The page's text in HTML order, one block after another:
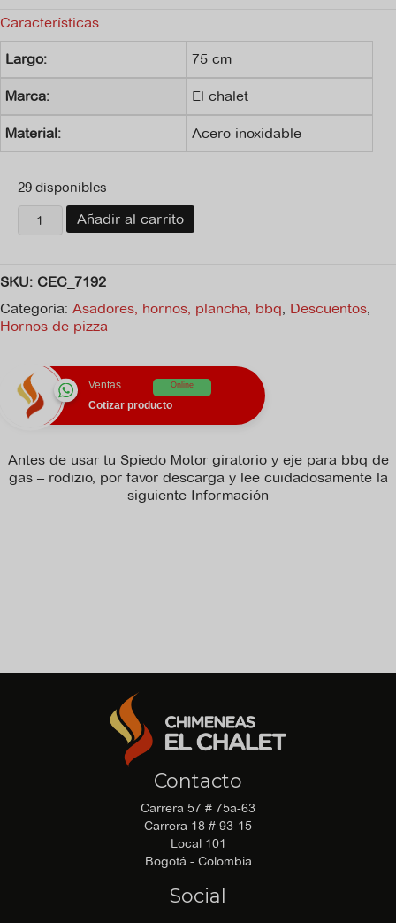
Características
Largo: 75 cm
Marca: El chalet
Material: Acero inoxidable
29 disponibles
Spiedo
Motor
eje
para
bbq
de
rodizio
cantidad
Añadir al carrito
SKU: CEC_7192
Categoría: Asadores, hornos, plancha, bbq, Descuentos,
Hornos de pizza
Ventas Online
Cotizar producto
Antes de usar tu Spiedo Motor giratorio y eje para bbq de
gas – rodizio, por favor descarga y lee cuidadosamente la
siguiente Información
Contacto
Carrera 57 # 75a-63
Carrera 18 # 93-15
Local 101
Bogotá - Colombia
Social